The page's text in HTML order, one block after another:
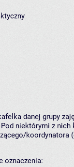
danej grupy
niektórymi z nich
koordynatora
oznaczenia: